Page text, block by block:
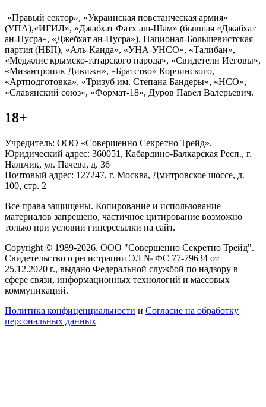
«Правый сектор», «Украинская повстанческая армия»
(УПА),«ИГИЛ», «Джабхат Фатх аш-Шам» (бывшая «Джабхат
ан-Нусра», «Джебхат ан-Нусра»), Национал-Большевистская
партия (НБП), «Аль-Каида», «УНА-УНСО», «Талибан»,
«Меджлис крымско-татарского народа», «Свидетели Иеговы»,
«Мизантропик Дивижн», «Братство» Корчинского,
«Артподготовка», «Тризуб им. Степана Бандеры», «НСО»,
«Славянский союз», «Формат-18», Дуров Павел Валерьевич.
18+
Учредитель: ООО «Совершенно Секретно Трейд».
Юридический адрес: 360051, Кабардино-Балкарская Респ., г.
Нальчик, ул. Пачева, д. 36
Почтовый адрес: 127247, г. Москва, Дмитровское шоссе, д.
100, стр. 2
Все права защищены. Копирование и использование
материалов запрещено, частичное цитирование возможно
только при условии гиперссылки на сайт.
Copyright © 1989-2026. ООО "Совершенно Секретно Трейд".
Свидетельство о регистрации ЭЛ № ФС 77-79634 от
25.12.2020 г., выдано Федеральной службой по надзору в
сфере связи, информационных технологий и массовых
коммуникаций.
Политика конфиценциальности и Согласие на обработку
персональных данных